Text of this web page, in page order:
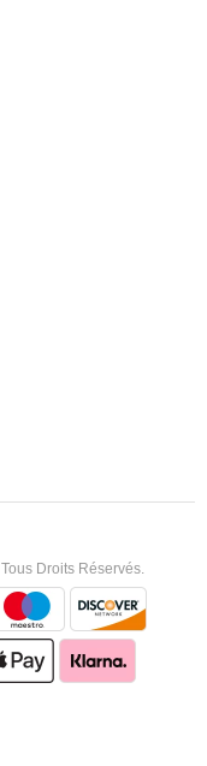
Tous Droits Réservés.